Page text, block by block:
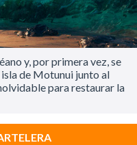
y, por primera vez, se
de Motunui junto al
para restaurar la